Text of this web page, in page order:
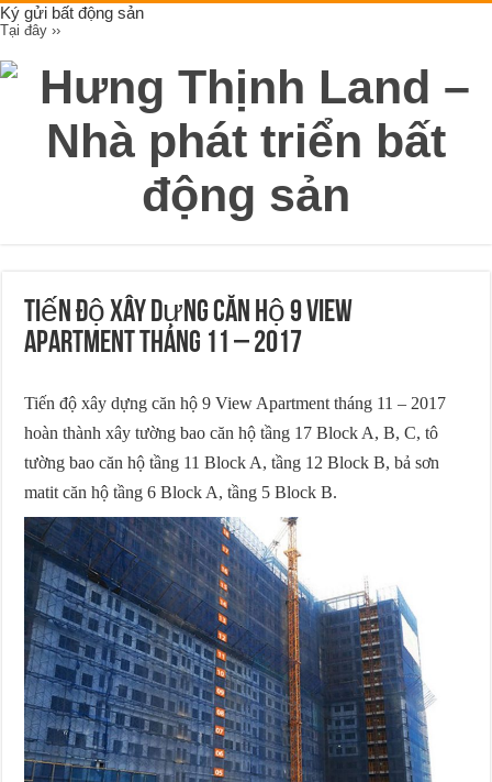
Ký gửi bất động sản
Tại đây ››
Tiến độ xây dựng căn hộ 9 View
Apartment tháng 11 – 2017
Tiến độ xây dựng căn hộ 9 View Apartment tháng 11 – 2017
hoàn thành xây tường bao căn hộ tầng 17 Block A, B, C, tô
tường bao căn hộ tầng 11 Block A, tầng 12 Block B, bả sơn
matit căn hộ tầng 6 Block A, tầng 5 Block B.